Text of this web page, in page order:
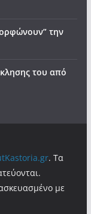
την
του από
. Τα
με